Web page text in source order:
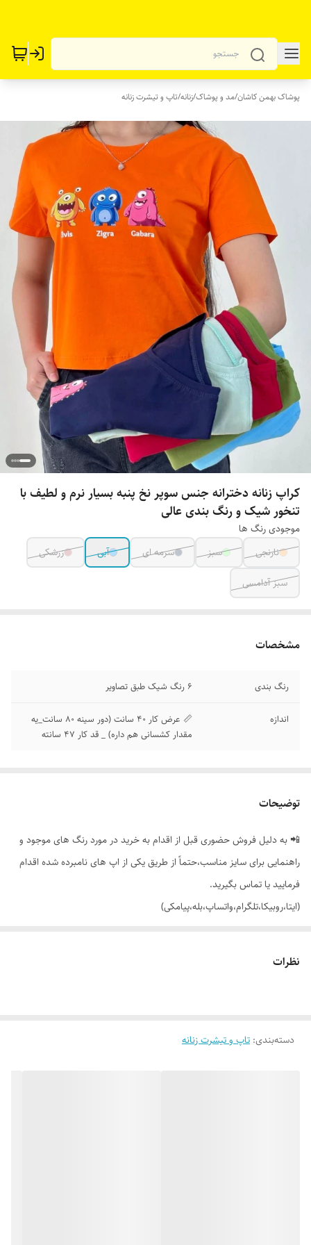
پوشاک بهمن کاشان/مد و پوشاک/زنانه/تاپ و تیشرت زنانه
کراپ زنانه دخترانه جنس سوپر نخ پنبه بسیار نرم و لطیف با
تنخور شیک و رنگ بندی عالی
موجودی رنگ ها
نارنجی
سبز سرمه ای آبی
زرشکی
سبز آدامسی
مشخصات
رنگ بندی 6 رنگ شیک طبق تصاویر
اندازه
📏 عرض کار 40 سانت (دور سینه 80 سانت_یه
مقدار کشسانی هم داره) _ قد کار 47 سانته
توضیحات
📲 به دلیل فروش حضوری قبل از اقدام به خرید در مورد رنگ های موجود و
راهنمایی برای سایز مناسب،حتماً از طریق یکی از اپ های نامبرده شده اقدام
فرمایید یا تماس بگیرید.
(ایتا،روبیکا،تلگرام،واتساپ،بله،پیامکی)
🎨 رنگ بندیش: 6 رنگ جذاب طبق تصاویر (در صورت درخواست عکس های
نظرات
دسته‌بندی: تاپ و تیشرت زنانه